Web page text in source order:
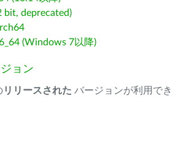
bit, deprecated)
(Windows 7以降)
ョン
リリースされた バージョンが利用でき